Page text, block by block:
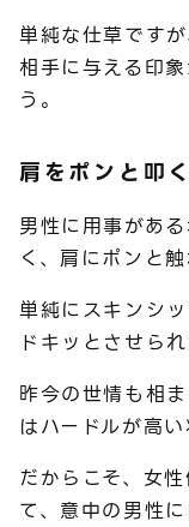
単純な仕草です
相手に与える印
う。
肩をポンと叩く
男性に用事があ
く、肩にポンと触
単純にスキンシ
ドキッとさせられ
昨今の世情も相
はハードルが高い
だからこそ、女
て、意中の男性